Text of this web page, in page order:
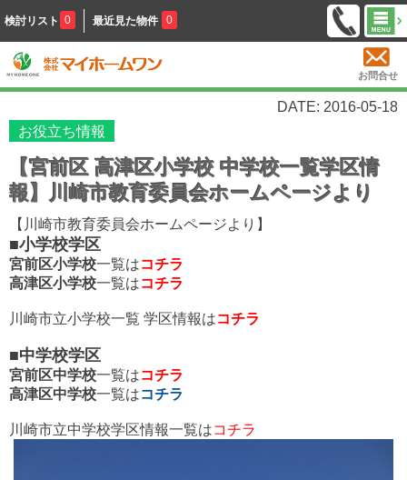
検討リスト 0 最近見た物件 0
お問合せ
DATE: 2016-05-18
お役立ち情報
【宮前区 高津区小学校 中学校一覧学区情
報】川崎市教育委員会ホームページより
【川崎市教育委員会ホームページより 】
■小学校学区
宮前区小学校一覧はコチラ
高津区小学校一覧はコチラ
川崎市立小学校一覧 学区情報はコチラ
■中学校学区
宮前区中学校一覧はコチラ
高津区中学校一覧はコチラ
川崎市立中学校学区情報一覧はコチラ